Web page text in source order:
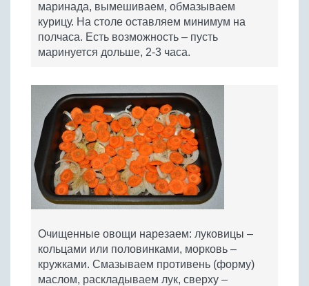
маринада, вымешиваем, обмазываем
курицу. На столе оставляем минимум на
полчаса. Есть возможность – пусть
маринуется дольше, 2-3 часа.
Очищенные овощи нарезаем: луковицы –
кольцами или половинками, морковь –
кружками. Смазываем противень (форму)
маслом, раскладываем лук, сверху –